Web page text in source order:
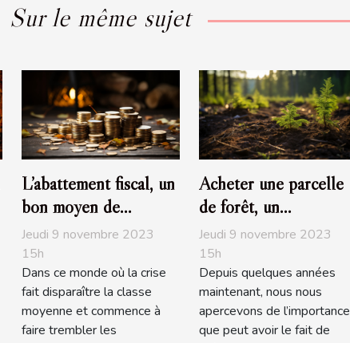
Sur le même sujet
L’abattement fiscal, un
bon moyen de
redescendre dans les
barèmes
Jeudi 9 novembre 2023
15h
Dans ce monde où la crise
fait disparaître la classe
moyenne et commence à
faire trembler les
Acheter une parcelle
de forêt, un
investissement
écologique
Jeudi 9 novembre 2023
15h
Depuis quelques années
maintenant, nous nous
apercevons de l’importance
que peut avoir le fait de